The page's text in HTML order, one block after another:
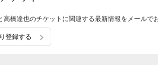
高橋達也のチケットに関連する最新情報をメールで
登録する